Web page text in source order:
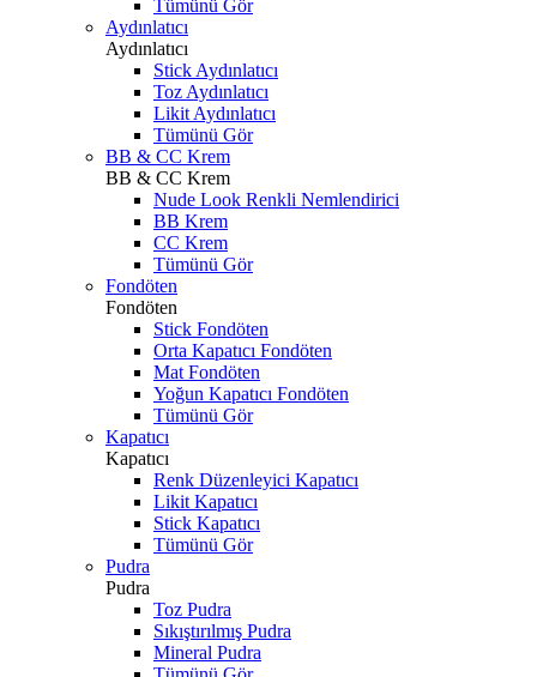
Tümünü Gör
Aydınlatıcı
Aydınlatıcı
Stick Aydınlatıcı
Toz Aydınlatıcı
Likit Aydınlatıcı
Tümünü Gör
BB & CC Krem
BB & CC Krem
Nude Look Renkli Nemlendirici
BB Krem
CC Krem
Tümünü Gör
Fondöten
Fondöten
Stick Fondöten
Orta Kapatıcı Fondöten
Mat Fondöten
Yoğun Kapatıcı Fondöten
Tümünü Gör
Kapatıcı
Kapatıcı
Renk Düzenleyici Kapatıcı
Likit Kapatıcı
Stick Kapatıcı
Tümünü Gör
Pudra
Pudra
Toz Pudra
Sıkıştırılmış Pudra
Mineral Pudra